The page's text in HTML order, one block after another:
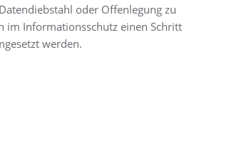
oder Offenlegung zu
im Informationsschutz einen Schritt
werden.